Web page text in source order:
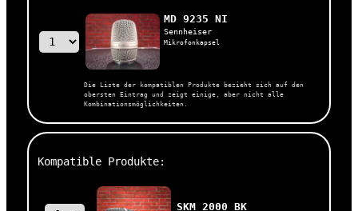
MD 9235 NI
Sennheiser
Mikrofonkapsel
Die Liste der kompatiblen Produkte bezieht sich auf den
obersten Eintrag und zeigt einige, aber nicht alle
Kombinationsmöglichkeiten.
Kompatible Produkte:
SKM 2000 BK